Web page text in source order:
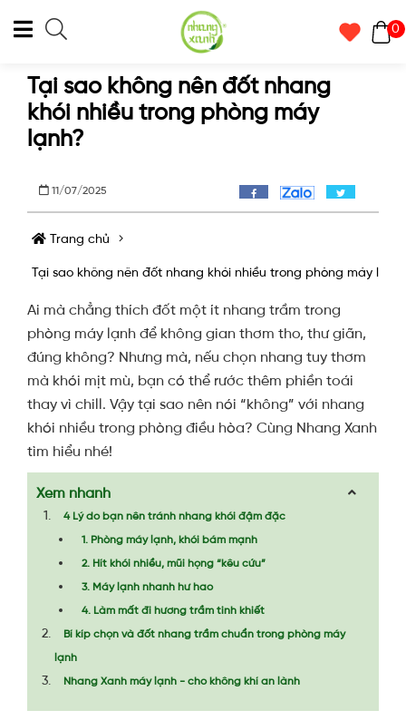
0
Tại sao không nên đốt nhang
khói nhiều trong phòng máy
lạnh?
11/07/2025
Trang chủ
Tại sao không nên đốt nhang khói nhiều trong phòng máy
Ai mà chẳng thích đốt một ít nhang trầm trong
phòng máy lạnh để không gian thơm tho, thư giãn,
đúng không? Nhưng mà, nếu chọn nhang tuy thơm
mà khói mịt mù, bạn có thể rước thêm phiền toái
thay vì chill. Vậy tại sao nên nói “không” với nhang
khói nhiều trong phòng điều hòa? Cùng Nhang Xanh
tìm hiểu nhé!
Xem nhanh
4 Lý do bạn nên tránh nhang khói đậm đặc
1. Phòng máy lạnh, khói bám mạnh
2. Hít khói nhiều, mũi họng “kêu cứu”
3. Máy lạnh nhanh hư hao
4. Làm mất đi hương trầm tinh khiết
Bí kíp chọn và đốt nhang trầm chuẩn trong phòng máy
lạnh
Nhang Xanh máy lạnh - cho không khí an lành